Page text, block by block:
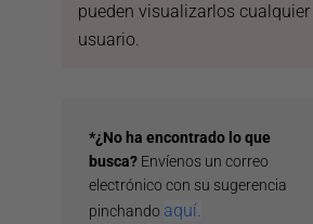
pueden visualizarlos cualquier
usuario.
*¿No ha encontrado lo que
busca? Envíenos un correo
electrónico con su sugerencia
pinchando aquí.